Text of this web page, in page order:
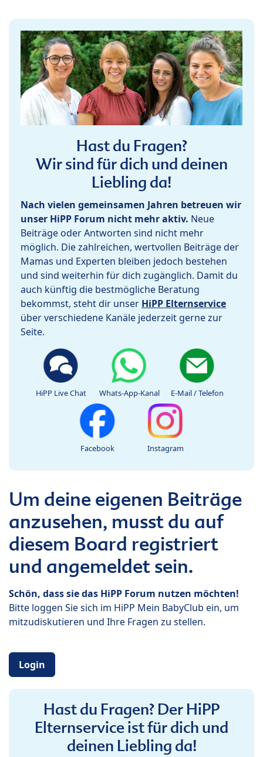
Hast du Fragen?
Wir sind für dich und deinen
Liebling da!
Nach vielen gemeinsamen Jahren betreuen wir
unser HiPP Forum nicht mehr aktiv. Neue
Beiträge oder Antworten sind nicht mehr
möglich. Die zahlreichen, wertvollen Beiträge der
Mamas und Experten bleiben jedoch bestehen
und sind weiterhin für dich zugänglich. Damit du
auch künftig die bestmögliche Beratung
bekommst, steht dir unser HiPP Elternservice
über verschiedene Kanäle jederzeit gerne zur
Seite.
HiPP Live Chat Whats-App-Kanal E-Mail / Telefon
Facebook Instagram
Um deine eigenen Beiträge
anzusehen, musst du auf
diesem Board registriert
und angemeldet sein.
Schön, dass sie das HiPP Forum nutzen möchten!
Bitte loggen Sie sich im HiPP Mein BabyClub ein, um
mitzudiskutieren und Ihre Fragen zu stellen.
Login
Hast du Fragen? Der HiPP
Elternservice ist für dich und
deinen Liebling da!